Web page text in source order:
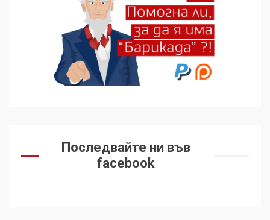
Последвайте ни във
facebook